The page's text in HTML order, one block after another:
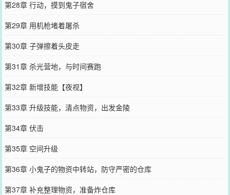
第28章 行动，摸到鬼子宿舍
第29章 用机枪堵着屠杀
第30章 子弹擦着头皮走
第31章 杀光营地，与时间赛跑
第32章 新增技能【夜视】
第33章 升级技能，清点物资，出发金陵
第34章 伏击
第35章 空间升级
第36章 小鬼子的物资中转站，防守严密的仓库
第37章 补充整理物资，准备炸仓库